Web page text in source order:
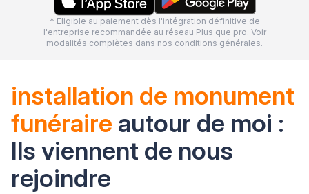
* Eligible au paiement dès l'intégration définitive de
l'entreprise recommandée au réseau Plus que pro. Voir
modalités complètes dans nos conditions générales.
installation de monument
funéraire autour de moi :
Ils viennent de nous
rejoindre